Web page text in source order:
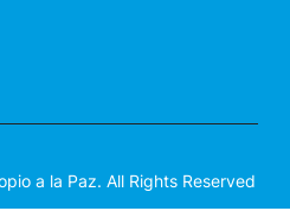
a la Paz. All Rights Reserved